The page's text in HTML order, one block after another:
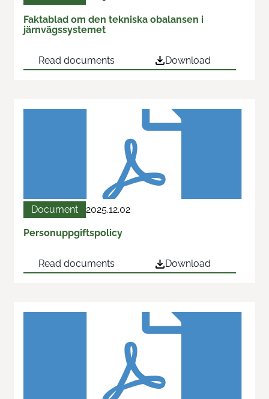
Faktablad om den tekniska obalansen i
järnvägssystemet
Read documents Download
Document 2025.12.02
Personuppgiftspolicy
Read documents Download